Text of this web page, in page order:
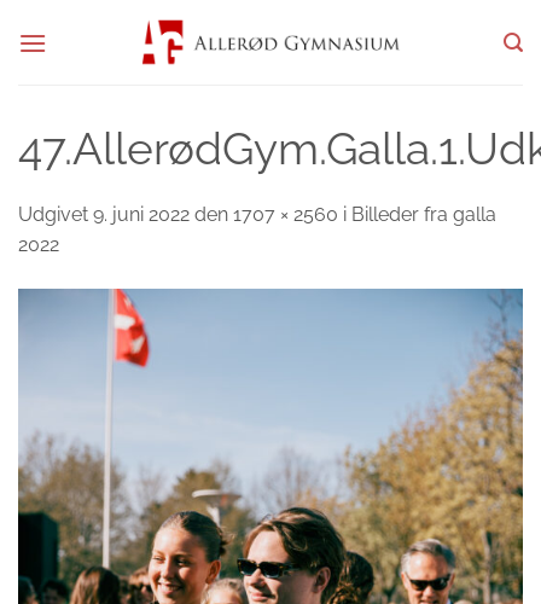
Udgivet 9. juni 2022 den 1707 × 2560 i Billeder fra galla
2022